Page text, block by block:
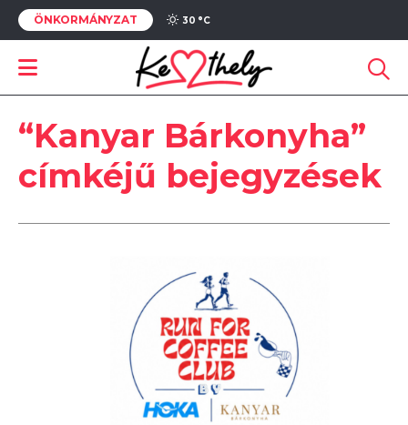
ÖNKORMÁNYZAT 30 °C
“Kanyar Bárkonyha”
címkéjű bejegyzések